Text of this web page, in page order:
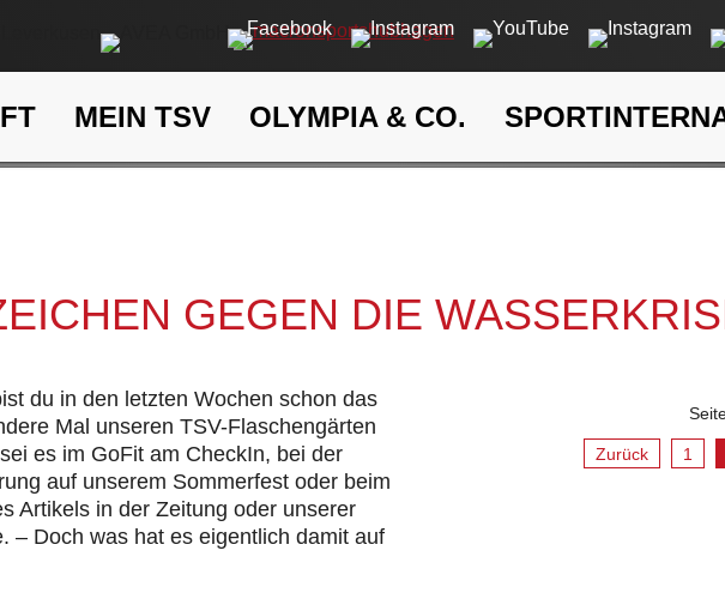
MEIN TSV OLYMPIA & CO.
GEGEN DIE
du in den letzten Wochen schon das
Mal unseren TSV-Flaschengärten
es im GoFit am CheckIn, bei der
auf unserem Sommerfest oder beim
Artikels in der Zeitung oder unserer
– Doch was hat es eigentlich damit auf
Zurück 1